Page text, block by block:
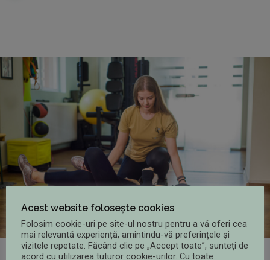
Acest website folosește cookies
Folosim cookie-uri pe site-ul nostru pentru a vă oferi cea
mai relevantă experiență, amintindu-vă preferințele și
vizitele repetate. Făcând clic pe „Accept toate”, sunteți de
acord cu utilizarea tuturor cookie-urilor. Cu toate